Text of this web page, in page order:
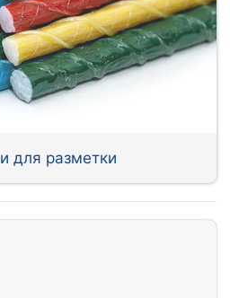
для разметки